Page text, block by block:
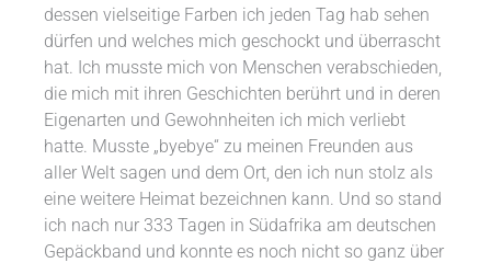
dessen vielseitige Farben ich jeden Tag hab sehen
dürfen und welches mich geschockt und überrascht
hat. Ich musste mich von Menschen verabschieden,
die mich mit ihren Geschichten berührt und in deren
Eigenarten und Gewohnheiten ich mich verliebt
hatte. Musste „byebye“ zu meinen Freunden aus
aller Welt sagen und dem Ort, den ich nun stolz als
eine weitere Heimat bezeichnen kann. Und so stand
ich nach nur 333 Tagen in Südafrika am deutschen
Gepäckband und konnte es noch nicht so ganz über